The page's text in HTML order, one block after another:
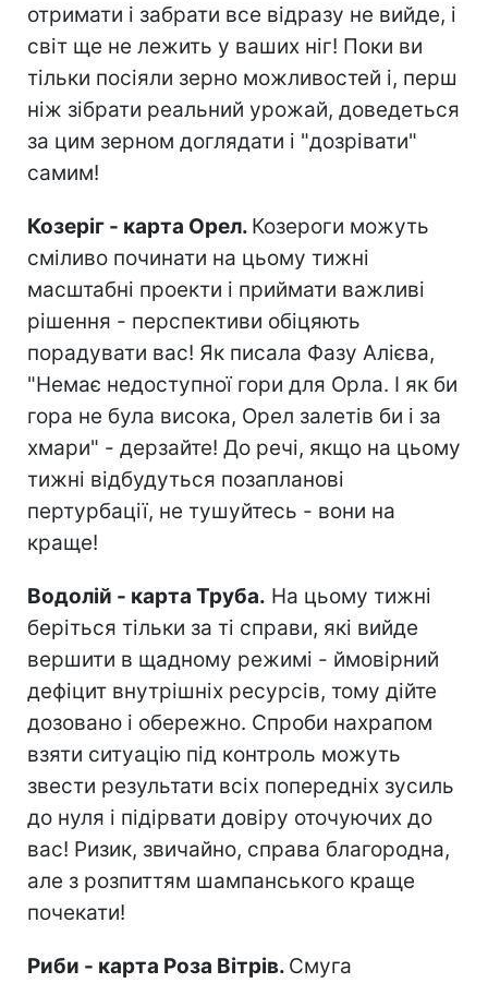
отримати і забрати все відразу не вийде, і
світ ще не лежить у ваших ніг! Поки ви
тільки посіяли зерно можливостей і, перш
ніж зібрати реальний урожай, доведеться
за цим зерном доглядати і "дозрівати"
самим!
Козеріг - карта Орел. Козероги можуть
сміливо починати на цьому тижні
масштабні проекти і приймати важливі
рішення - перспективи обіцяють
порадувати вас! Як писала Фазу Алієва,
"Немає недоступної гори для Орла. І як би
гора не була висока, Орел залетів би і за
хмари" - дерзайте! До речі, якщо на цьому
тижні відбудуться позапланові
пертурбації, не тушуйтесь - вони на
краще!
Водолій - карта Труба. На цьому тижні
беріться тільки за ті справи, які вийде
вершити в щадному режимі - ймовірний
дефіцит внутрішніх ресурсів, тому дійте
дозовано і обережно. Спроби нахрапом
взяти ситуацію під контроль можуть
звести результати всіх попередніх зусиль
до нуля і підірвати довіру оточуючих до
вас! Ризик, звичайно, справа благородна,
але з розпиттям шампанського краще
почекати!
Риби - карта Роза Вітрів. Смуга